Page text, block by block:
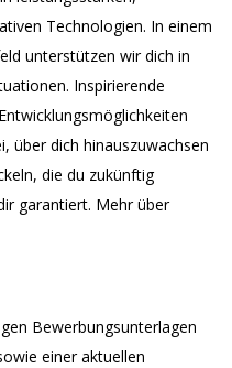
Technologien. In einem
unterstützen wir dich in
Inspirierende
über dich hinauszuwachsen
die du zukünftig
garantiert. Mehr über
Bewerbungsunterlagen
einer aktuellen